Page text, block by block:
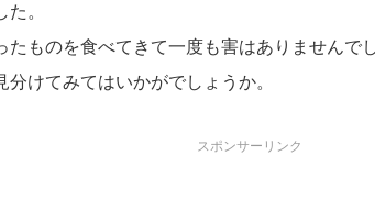
。
たものを食べてきて一度も害はありませんで
分けてみてはいかがでしょうか。
スポンサーリンク